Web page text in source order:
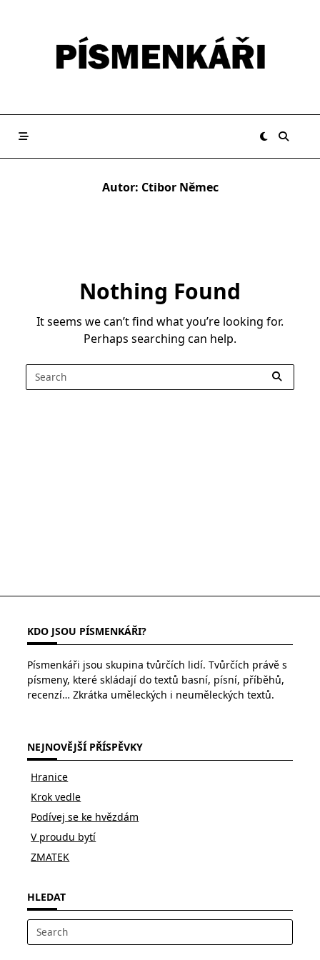
Autor: Ctibor Němec
Nothing Found
It seems we can’t find what you’re looking for.
Perhaps searching can help.
Search
KDO JSOU PÍSMENKÁŘI?
Písmenkáři jsou skupina tvůrčích lidí. Tvůrčích právě s
písmeny, které skládají do textů basní, písní, příběhů,
recenzí… Zkrátka uměleckých i neuměleckých textů.
NEJNOVĚJŠÍ PŘÍSPĚVKY
Hranice
Krok vedle
Podívej se ke hvězdám
V proudu bytí
ZMATEK
HLEDAT
Search